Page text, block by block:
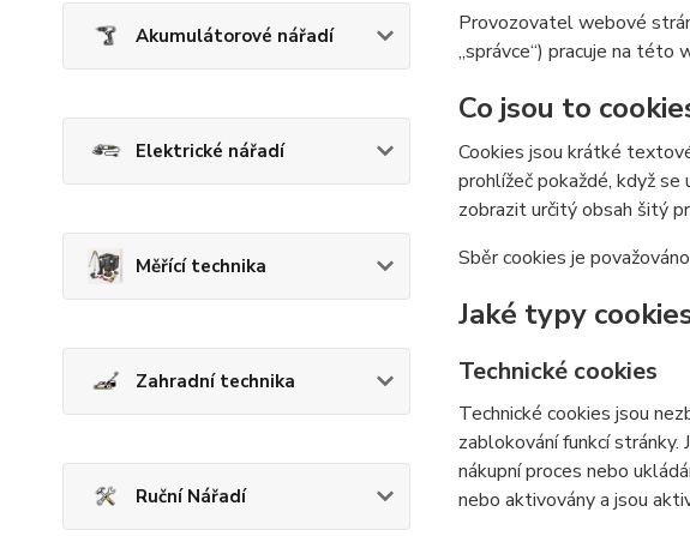
Akumulátorové nářadí
Elektrické nářadí
Měřící technika
Zahradní technika
Ruční Nářadí
Provozovatel webové
„správce“) pracuje na této
Co jsou to
Cookies jsou krátké
prohlížeč pokaždé, když
zobrazit určitý obsah šitý
Sběr cookies je
Jaké typy
Technické cookies
Technické cookies jsou
zablokování funkcí stránky.
nákupní proces nebo
nebo aktivovány a jsou